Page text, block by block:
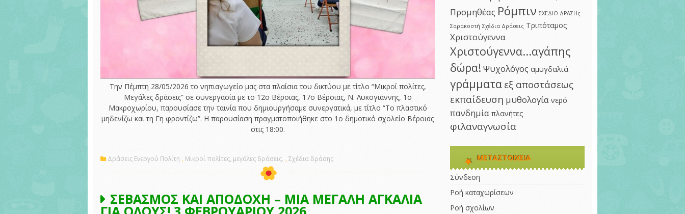
Την Πέμπτη 28/05/2026 το νηπιαγωγείο μας στα πλαίσια του δικτύου με τίτλο “Μικροί πολίτες,
Μεγάλες δράσεις” σε συνεργασία με το 12ο Βέροιας, 17ο Βέροιας, Ν. Λυκογιάννης, 1ο
Μακροχωρίου, παρουσίασε την ταινία που δημιουργήσαμε συνεργατικά, με τίτλο “Το πλαστικό
μηδενίζω και τη Γη φροντίζω”. Η παρουσίαση πραγματοποιήθηκε στο 1ο δημοτικό σχολείο Βέροιας
στις 18:00.
Δράσεις Ενεργού Πολίτη , Μικροί πολίτες, μεγάλες δράσεις. ,Σχέδια δράσης
ΣΕΒΑΣΜΟΣ ΚΑΙ ΑΠΟΔΟΧΗ – ΜΙΑ ΜΕΓΑΛΗ ΑΓΚΑΛΙΑ
Προμηθέας Ρόμπιν ΣΧΕΔΙΟ ΔΡΑΣΗς
Σαρακοστή Σχέδια Δράσεις Τριπόταμος
Χριστούγεννα
Χριστούγεννα...αγάπης
δώρα! Ψυχολόγος αμυγδαλιά
γράμματα εξ αποστάσεως
εκπαίδευση μυθολογία νερό
πανδημία πλανήτες
φιλαναγνωσία
ΜΕΤΑΣΤΟΙΧΕΊΑ
Σύνδεση
Ροή καταχωρίσεων
Ροή σχολίων